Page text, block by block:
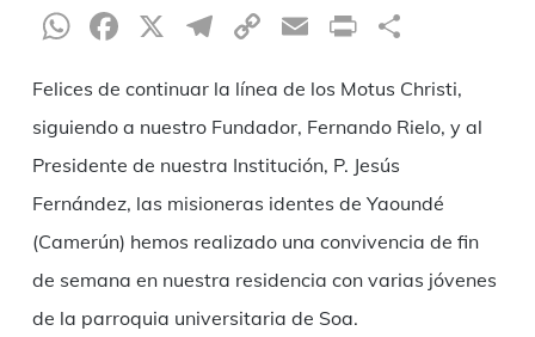
WhatsApp
Facebook
X Telegram
CopyEmailPrint
Felices de continuar la línea de los Motus Christi,
siguiendo a nuestro Fundador, Fernando Rielo, y al
Presidente de nuestra Institución, P. Jesús
Fernández, las misioneras identes de Yaoundé
(Camerún) hemos realizado una convivencia de fin
de semana en nuestra residencia con varias jóvenes
de la parroquia universitaria de Soa.